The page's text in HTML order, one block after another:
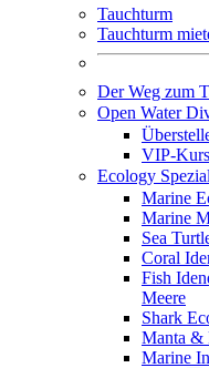
Tauchturm
Tauchturm
Der Weg zum
Open Water
VIP-Kurs
Ecology
Marine
Marine
Sea
Coral
Fish
Meere
Shark
Manta &
Marine